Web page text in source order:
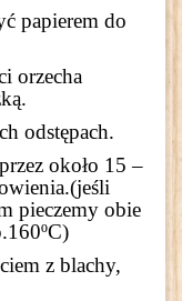
papierem do
orzecha
odstępach.
około 15 –
pieczemy obie
z blachy,